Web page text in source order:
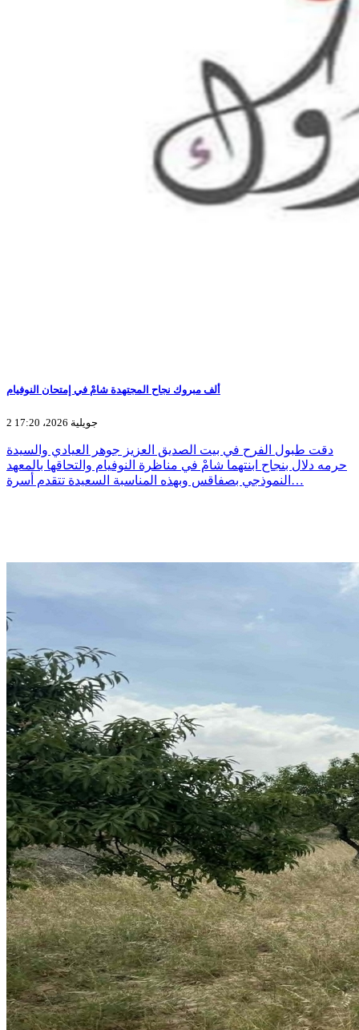
ألف مبروك نجاح المجتهدة شامْ في إمتحان النوفيام
2 جويلية 2026، 17:20
دقت طبول الفرح في بيت الصديق العزيز جوهر العيادي والسيدة
حرمه دلال بنجاح ابنتهما شامْ في مناظرة النوفيام والتحاقها بالمعهد
النموذجي بصفاقس وبهذه المناسبة السعيدة تتقدم أسرة…